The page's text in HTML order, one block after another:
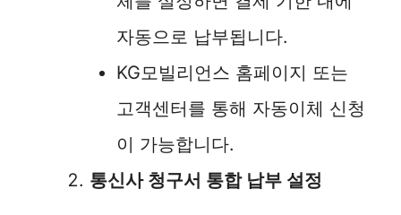
자동으로 납부됩니다.
KG모빌리언스 홈페이지 또는
고객센터를 통해 자동이체 신청
이 가능합니다.
통신사 청구서 통합 납부 설정